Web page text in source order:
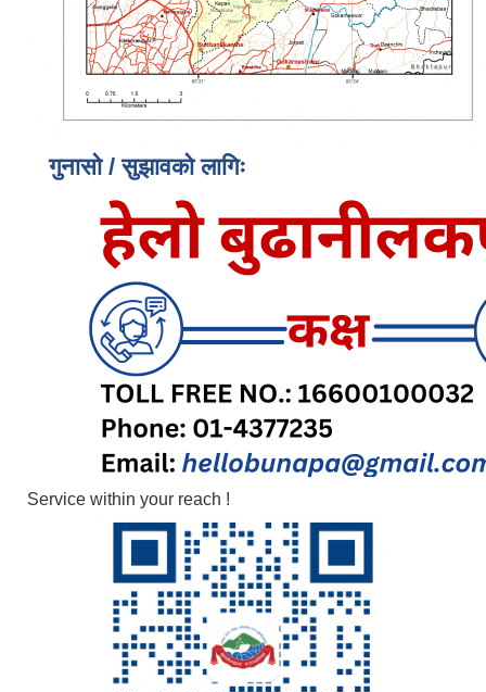
गुनासो / सुझावको लागिः
Service within your reach !